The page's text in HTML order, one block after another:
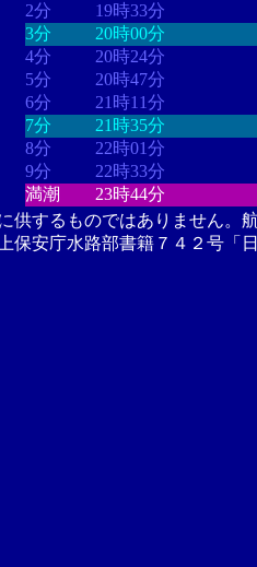
2分
19時33分
3分
20時00分
4分
20時24分
5分
20時47分
6分
21時11分
7分
21時35分
8分
22時01分
9分
22時33分
満潮
23時44分
供するものではありません。
保安庁水路部書籍７４２号「